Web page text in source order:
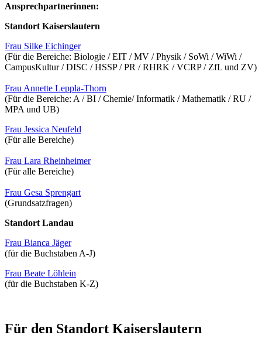
Ansprechpartnerinnen:
Standort Kaiserslautern
Frau Silke Eichinger
(Für die Bereiche: Biologie / EIT / MV / Physik / SoWi / WiWi /
CampusKultur / DISC / HSSP / PR / RHRK / VCRP / ZfL und ZV)
Frau Annette Leppla-Thorn
(Für die Bereiche: A / BI / Chemie/ Informatik / Mathematik / RU /
MPA und UB)
Frau Jessica Neufeld
(Für alle Bereiche)
Frau Lara Rheinheimer
(Für alle Bereiche)
Frau Gesa Sprengart
(Grundsatzfragen)
Standort Landau
Frau Bianca Jäger
(für die Buchstaben A-J)
Frau Beate Löhlein
(für die Buchstaben K-Z)
Für den Standort Kaiserslautern